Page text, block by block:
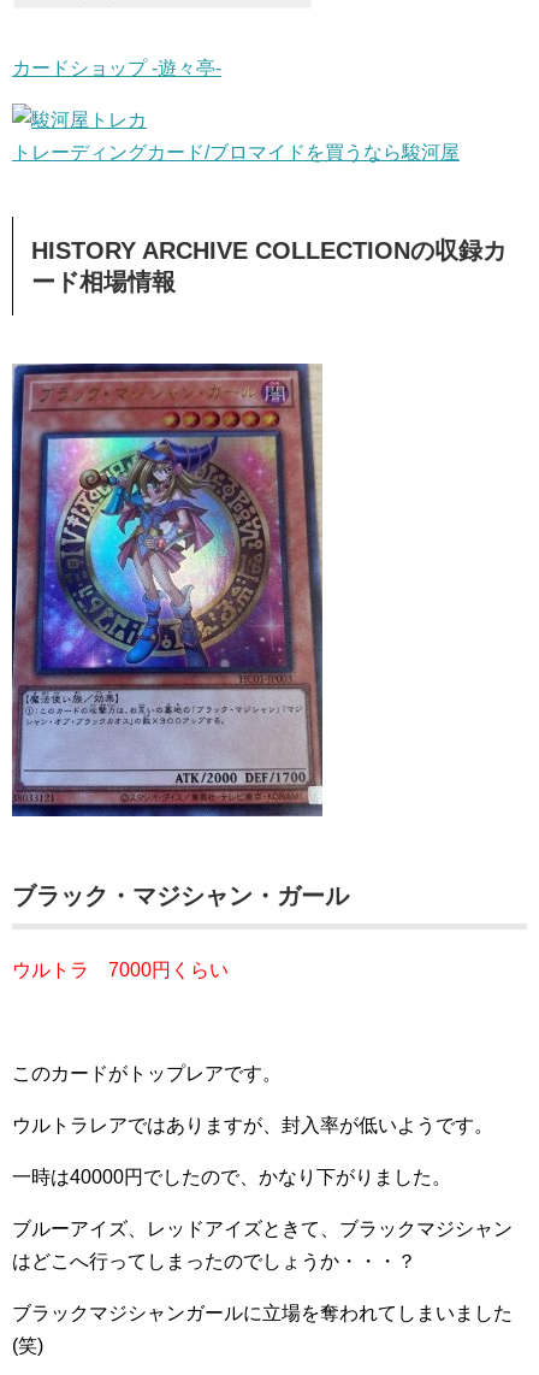
カードショップ -遊々亭-
トレーディングカード/ブロマイドを買うなら駿河屋
HISTORY ARCHIVE COLLECTIONの収録カ
ード相場情報
ブラック・マジシャン・ガール
ウルトラ 7000円くらい
このカードがトップレアです。
ウルトラレアではありますが、封入率が低いようです。
一時は40000円でしたので、かなり下がりました。
ブルーアイズ、レッドアイズときて、ブラックマジシャン
はどこへ行ってしまったのでしょうか・・・？
ブラックマジシャンガールに立場を奪われてしまいました
(笑)